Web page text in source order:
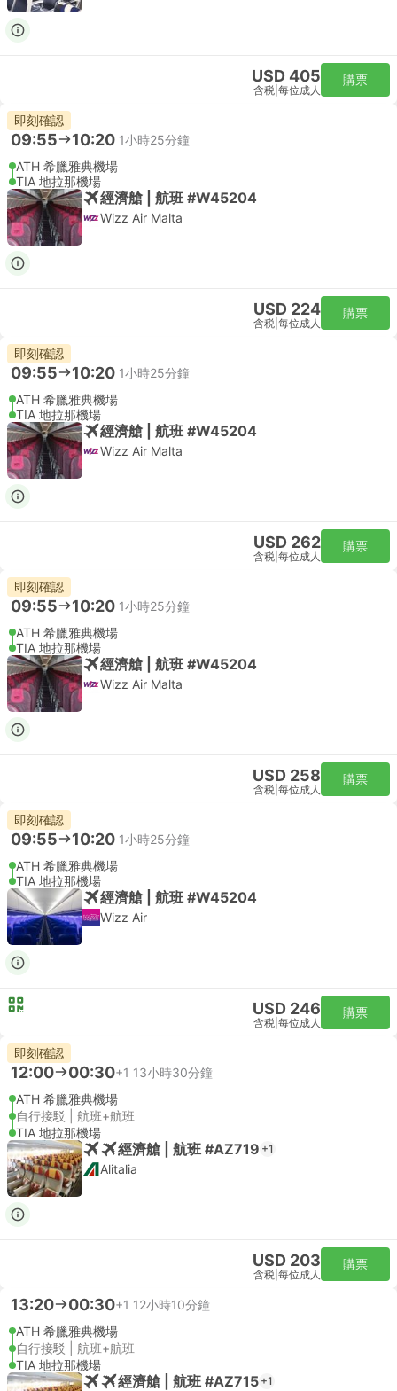
USD 405
含税 每位成人
購票
即刻確認
09:55 10:20 1小時25分鐘
ATH 希臘雅典機場
TIA 地拉那機場
經濟艙 | 航班 #W45204
Wizz Air Malta
USD 224
含税 每位成人
購票
即刻確認
09:55 10:20 1小時25分鐘
ATH 希臘雅典機場
TIA 地拉那機場
經濟艙 | 航班 #W45204
Wizz Air Malta
USD 262
含税 每位成人
購票
即刻確認
09:55 10:20 1小時25分鐘
ATH 希臘雅典機場
TIA 地拉那機場
經濟艙 | 航班 #W45204
Wizz Air Malta
USD 258
含税 每位成人
購票
即刻確認
09:55 10:20 1小時25分鐘
ATH 希臘雅典機場
TIA 地拉那機場
經濟艙 | 航班 #W45204
Wizz Air
USD 246
含税 每位成人
購票
即刻確認
12:00 00:30+1 13小時30分鐘
ATH 希臘雅典機場
自行接駁 | 航班+航班
TIA 地拉那機場
經濟艙 | 航班 #AZ719 +1
Alitalia
USD 203
含税 每位成人
購票
13:20 00:30+1 12小時10分鐘
ATH 希臘雅典機場
自行接駁 | 航班+航班
TIA 地拉那機場
經濟艙 | 航班 #AZ715 +1